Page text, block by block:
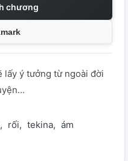
chương
lấy ý tưởng từ ngoài đời
rối tekina ám